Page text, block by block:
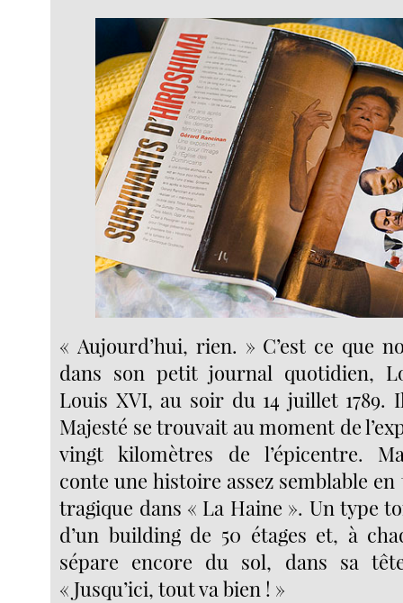
« Aujourd’hui, rien. » C’est ce que
dans son petit journal quotidien,
Louis XVI, au soir du 14 juillet 1789.
Majesté se trouvait au moment de
vingt kilomètres de l’épicentre.
conte une histoire assez semblable
tragique dans « La Haine ». Un type
d’un building de 50 étages et, à
sépare encore du sol, dans sa
« Jusqu’ici, tout va bien ! »